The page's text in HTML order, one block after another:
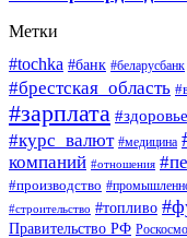
Метки
#tochka #банк #беларусбанк
#брестская_область
#зарплата #здоровье
#курс_валют #медицина
компаний #отношения
#производство
#строительство #топливо
Правительство РФ